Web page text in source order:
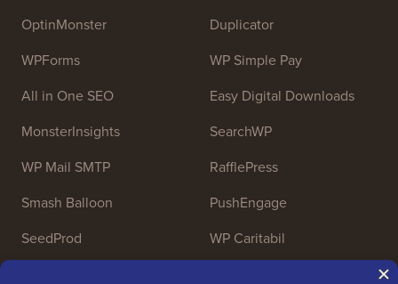
OptinMonster
WPForms
All in One SEO
MonsterInsights
WP Mail SMTP
Smash Balloon
SeedProd
Duplicator
WP Simple Pay
Easy Digital Downloads
SearchWP
RafflePress
PushEngage
WP Caritabil